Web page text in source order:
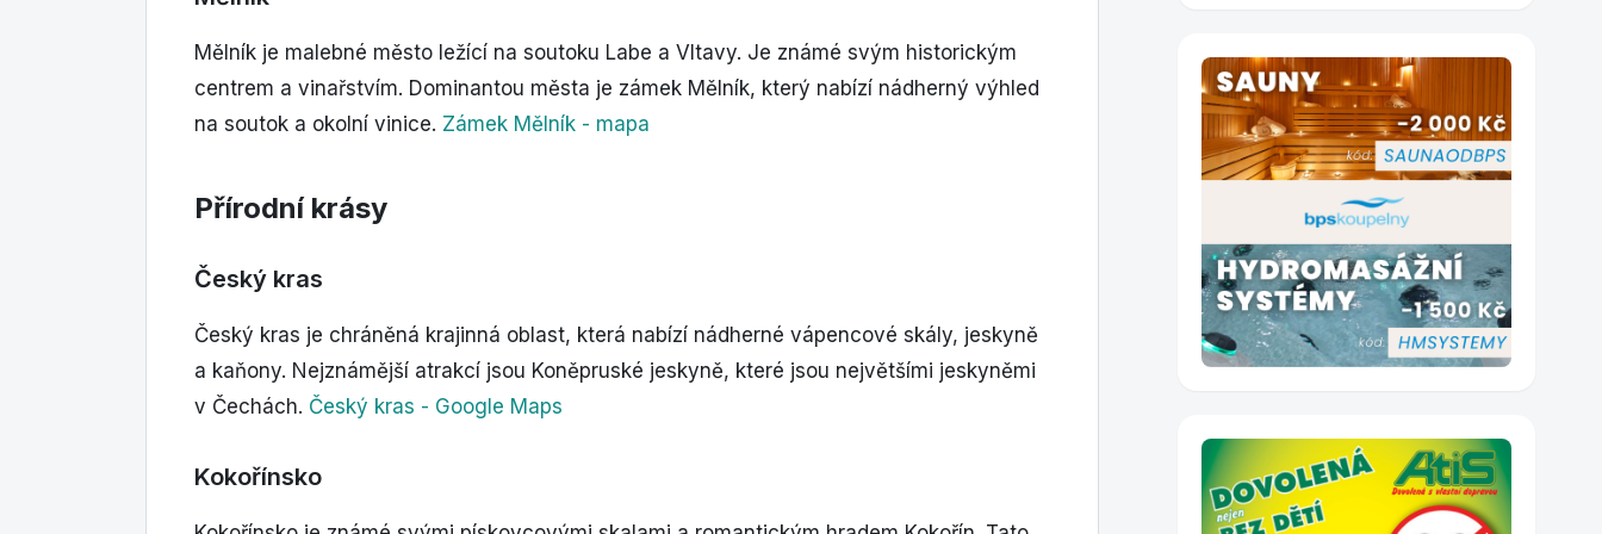
Mělník je malebné město ležící na soutoku Labe a Vltavy. Je známé svým historickým
centrem a vinařstvím. Dominantou města je zámek Mělník, který nabízí nádherný výhled
na soutok a okolní vinice. Zámek Mělník - mapa
Přírodní krásy
Český kras
Český kras je chráněná krajinná oblast, která nabízí nádherné vápencové skály, jeskyně
a kaňony. Nejznámější atrakcí jsou Koněpruské jeskyně, které jsou největšími jeskyněmi
v Čechách. Český kras - Google Maps
Kokořínsko